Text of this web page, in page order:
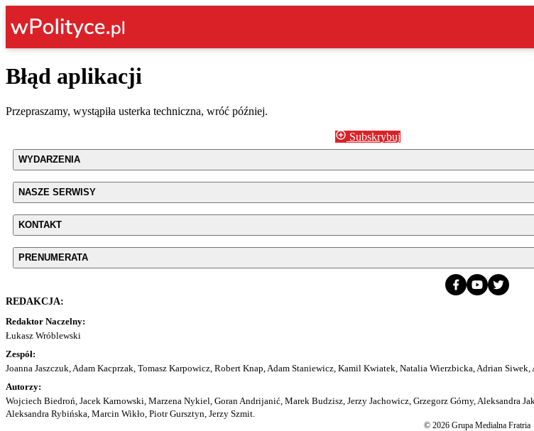
Błąd aplikacji
Przepraszamy, wystąpiła usterka techniczna, wróć później.
Subskrybuj
WYDARZENIA
NASZE SERWISY
KONTAKT
PRENUMERATA
REDAKCJA:
Redaktor Naczelny:
Łukasz Wróblewski
Zespół:
Joanna Jaszczuk, Adam Kacprzak, Tomasz Karpowicz, Robert Knap, Adam Staniewicz, Kamil Kwiatek, Natalia Wierzbicka, Adrian Siwek,
Autorzy:
Wojciech Biedroń, Jacek Karnowski, Marzena Nykiel, Goran Andrijanić, Marek Budzisz, Jerzy Jachowicz, Grzegorz Górny, Aleksandra
Aleksandra Rybińska, Marcin Wikło, Piotr Gursztyn, Jerzy Szmit.
© 2026 Grupa Medialna Fratria